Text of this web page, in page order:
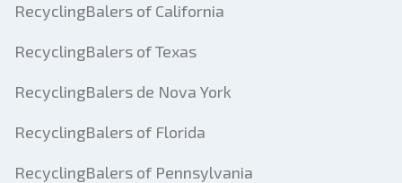
RecyclingBalers of California
RecyclingBalers of Texas
RecyclingBalers de Nova York
RecyclingBalers of Florida
RecyclingBalers of Pennsylvania